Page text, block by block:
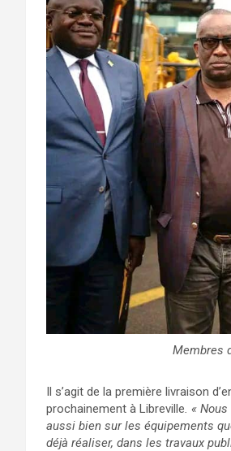
Membres
Il s’agit de la première livraison
prochainement à Libreville. «
aussi bien sur les équipements
déjà réaliser, dans les travaux